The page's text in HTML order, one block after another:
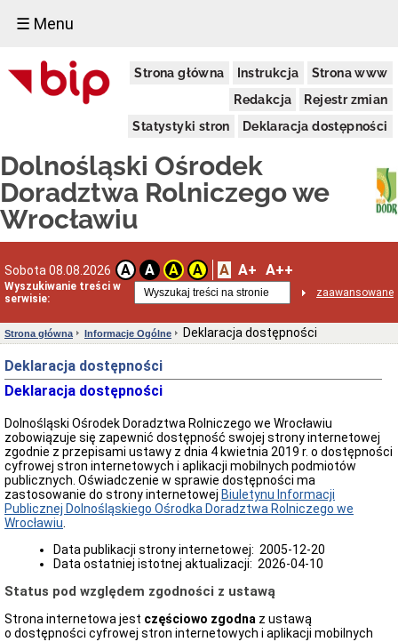
☰ Menu
Strona główna Instrukcja
Strona www
Redakcja
Rejestr zmian
Statystyki stron
Deklaracja dostępności
Dolnośląski Ośrodek
Doradztwa Rolniczego we
Wrocławiu
Sobota 08.08.2026 A A A A A A+ A++
Wyszukiwanie treści w
serwisie:
zaawansowane
Informacje
Ogólne
Dane
Komórki
Organizacyjne
Powiatowe
Zespoły
Doradztwa
Rolniczego
dostępności
Schemat
organizacyjny
Statut
Regulamin
Aktualne
pracy
Kontrole
w
Ośrodku
Wykaz
zbędnych
i
zużytych
składników
majątku
Zamówienia
Plan
Strona główna Informacje Ogólne Deklaracja dostępności
Deklaracja dostępności
Deklaracja dostępności
Dolnośląski Ośrodek Doradztwa Rolniczego we Wrocławiu
zobowiązuje się zapewnić dostępność swojej strony internetowej
zgodnie z przepisami ustawy z dnia 4 kwietnia 2019 r. o dostępności
cyfrowej stron internetowych i aplikacji mobilnych podmiotów
publicznych. Oświadczenie w sprawie dostępności ma
zastosowanie do strony internetowej Biuletynu Informacji
Publicznej Dolnośląskiego Ośrodka Doradztwa Rolniczego we
Wrocławiu
Data publikacji strony internetowej: 2005-12-20
Data ostatniej istotnej aktualizacji: 2026-04-10
Status pod względem zgodności z ustawą
Strona internetowa jest częściowo zgodna z ustawą
o dostępności cyfrowej stron internetowych i aplikacji mobilnych